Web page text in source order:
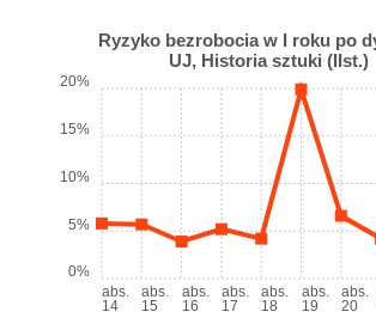
Ryzyko bezrobocia w I roku po
UJ, Historia sztuki (IIst.)
abs.
14
abs.
15
abs.
16
abs.
17
abs.
18
abs.
19
abs.
20
0%
5%
10%
15%
20%